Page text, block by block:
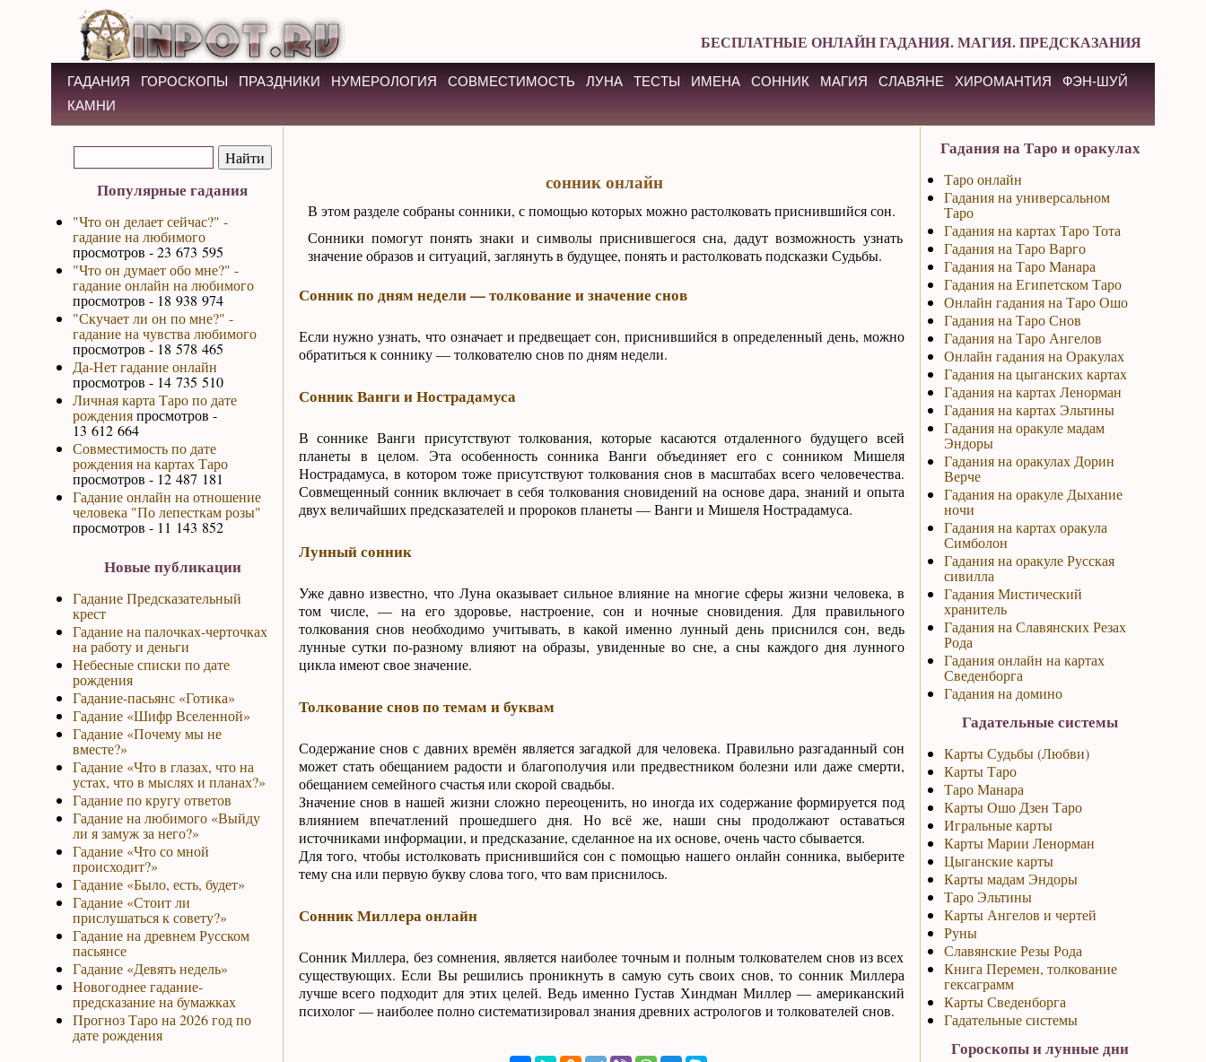
БЕСПЛАТНЫЕ ОНЛАЙН ГАДАНИЯ. МАГИЯ. ПРЕДСКАЗАНИЯ
ГАДАНИЯ ГОРОСКОПЫ ПРАЗДНИКИ НУМЕРОЛОГИЯ СОВМЕСТИМОСТЬ ЛУНА ТЕСТЫ ИМЕНА СОННИК МАГИЯ СЛАВЯНЕ ХИРОМАНТИЯ
ФЭН-ШУЙ
КАМНИ
Популярные гадания
"Что он делает сейчас?" -
гадание на любимого
просмотров - 23 673 595
"Что он думает обо мне?" -
гадание онлайн на любимого
просмотров - 18 938 974
"Скучает ли он по мне?" -
гадание на чувства любимого
просмотров - 18 578 465
Да-Нет гадание онлайн
просмотров - 14 735 510
Личная карта Таро по дате
рожденияпросмотров -
13 612 664
Совместимость по дате
рождения на картах Таро
просмотров - 12 487 181
Гадание онлайн на отношение
человека "По лепесткам розы"
просмотров - 11 143 852
Новые публикации
Гадание Предсказательный
крест
Гадание на палочках-черточках
на работу и деньги
Небесные списки по дате
рождения
Гадание-пасьянс «Готика»
Гадание «Шифр Вселенной»
Гадание «Почему мы не
вместе?»
Гадание «Что в глазах, что на
устах, что в мыслях и планах?»
Гадание по кругу ответов
Гадание на любимого «Выйду
ли я замуж за него?»
Гадание «Что со мной
происходит?»
Гадание «Было, есть, будет»
Гадание «Стоит ли
прислушаться к совету?»
Гадание на древнем Русском
пасьянсе
Гадание «Девять недель»
Новогоднее гадание-
предсказание на бумажках
Прогноз Таро на 2026 год по
дате рождения
сонник онлайн
В этом разделе собраны сонники, с помощью которых можно растолковать приснившийся сон.
Сонники помогут понять знаки и символы приснившегося сна, дадут возможность узнать
значение образов и ситуаций, заглянуть в будущее, понять и растолковать подсказки Судьбы.
Сонник по дням недели — толкование и значение снов
Если нужно узнать, что означает и предвещает сон, приснившийся в определенный день, можно
обратиться к соннику — толкователю снов по дням недели.
Сонник Ванги и Нострадамуса
В соннике Ванги присутствуют толкования, которые касаются отдаленного будущего всей
планеты в целом. Эта особенность сонника Ванги объединяет его с сонником Мишеля
Нострадамуса, в котором тоже присутствуют толкования снов в масштабах всего человечества.
Совмещенный сонник включает в себя толкования сновидений на основе дара, знаний и опыта
двух величайших предсказателей и пророков планеты — Ванги и Мишеля Нострадамуса.
Лунный сонник
Уже давно известно, что Луна оказывает сильное влияние на многие сферы жизни человека, в
том числе, — на его здоровье, настроение, сон и ночные сновидения. Для правильного
толкования снов необходимо учитывать, в какой именно лунный день приснился сон, ведь
лунные сутки по-разному влияют на образы, увиденные во сне, а сны каждого дня лунного
цикла имеют свое значение.
Толкование снов по темам и буквам
Содержание снов с давних времён является загадкой для человека. Правильно разгаданный сон
может стать обещанием радости и благополучия или предвестником болезни или даже смерти,
обещанием семейного счастья или скорой свадьбы.
Значение снов в нашей жизни сложно переоценить, но иногда их содержание формируется под
влиянием впечатлений прошедшего дня. Но всё же, наши сны продолжают оставаться
источниками информации, и предсказание, сделанное на их основе, очень часто сбывается.
Для того, чтобы истолковать приснившийся сон с помощью нашего онлайн сонника, выберите
тему сна или первую букву слова того, что вам приснилось.
Сонник Миллера онлайн
Сонник Миллера, без сомнения, является наиболее точным и полным толкователем снов из всех
существующих. Если Вы решились проникнуть в самую суть своих снов, то сонник Миллера
лучше всего подходит для этих целей. Ведь именно Густав Хиндман Миллер — американский
психолог — наиболее полно систематизировал знания древних астрологов и толкователей снов.
Гадания на Таро и оракулах
Таро онлайн
Гадания на универсальном
Таро
Гадания на картах Таро Тота
Гадания на Таро Варго
Гадания на Таро Манара
Гадания на Египетском Таро
Онлайн гадания на Таро Ошо
Гадания на Таро Снов
Гадания на Таро Ангелов
Онлайн гадания на Оракулах
Гадания на цыганских картах
Гадания на картах Ленорман
Гадания на картах Эльтины
Гадания на оракуле мадам
Эндоры
Гадания на оракулах Дорин
Верче
Гадания на оракуле Дыхание
ночи
Гадания на картах оракула
Симболон
Гадания на оракуле Русская
сивилла
Гадания Мистический
хранитель
Гадания на Славянских Резах
Рода
Гадания онлайн на картах
Сведенборга
Гадания на домино
Гадательные системы
Карты Судьбы (Любви)
Карты Таро
Таро Манара
Карты Ошо Дзен Таро
Игральные карты
Карты Марии Ленорман
Цыганские карты
Карты мадам Эндоры
Таро Эльтины
Карты Ангелов и чертей
Руны
Славянские Резы Рода
Книга Перемен, толкование
гексаграмм
Карты Сведенборга
Гадательные системы
Гороскопы и лунные дни